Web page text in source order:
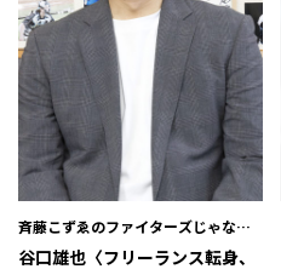
斉藤こずゑのファイターズじゃない
と
谷口雄也〈フリーランス転身、